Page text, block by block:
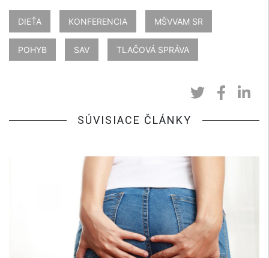
DIEŤA KONFERENCIA MŠVVAM SR
POHYB SAV TLAČOVÁ SPRÁVA
SÚVISIACE ČLÁNKY